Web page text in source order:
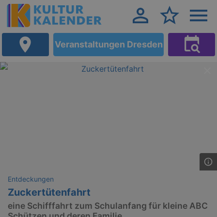
Veranstaltungen Dresden
Entdeckungen
Zuckertütenfahrt
eine Schifffahrt zum Schulanfang für kleine ABC